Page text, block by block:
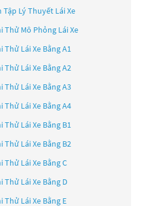
Tập Lý Thuyết Lái Xe
Thử Mô Phỏng Lái Xe
Thử Lái Xe Bằng A1
Thử Lái Xe Bằng A2
Thử Lái Xe Bằng A3
Thử Lái Xe Bằng A4
Thử Lái Xe Bằng B1
Thử Lái Xe Bằng B2
Thử Lái Xe Bằng C
Thử Lái Xe Bằng D
Thử Lái Xe Bằng E